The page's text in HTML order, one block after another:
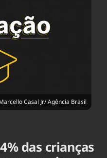
Podcast
Política
Saúde
Casal Jr/ Agência Brasil
das crianças